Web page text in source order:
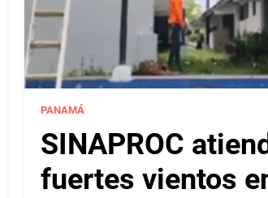
PANAMÁ
SINAPROC
fuertes vientos